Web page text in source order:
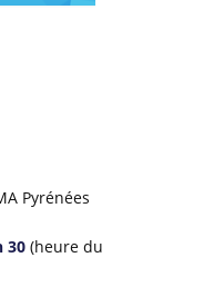
Pyrénées
30 (heure du